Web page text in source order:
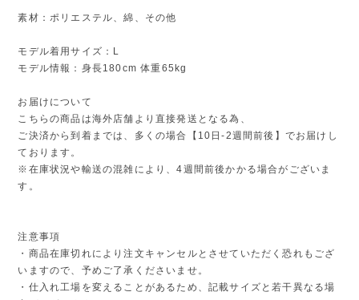
素材：ポリエステル、綿、その他
モデル着用サイズ：L
モデル情報：身長180cm 体重65kg
お届けについて
こちらの商品は海外店舗より直接発送となる為、
ご決済から到着までは、多くの場合【10日-2週間前後】でお届けし
ております。
※在庫状況や輸送の混雑により、4週間前後かかる場合がございま
す。
注意事項
・商品在庫切れにより注文キャンセルとさせていただく恐れもござ
いますので、予めご了承くださいませ。
・仕入れ工場を変えることがあるため、記載サイズと若干異なる場